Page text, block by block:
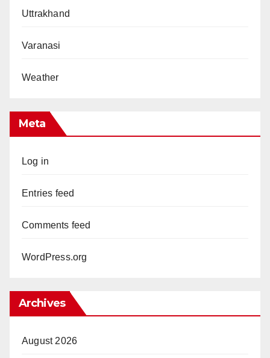
Uttrakhand
Varanasi
Weather
Meta
Log in
Entries feed
Comments feed
WordPress.org
Archives
August 2026